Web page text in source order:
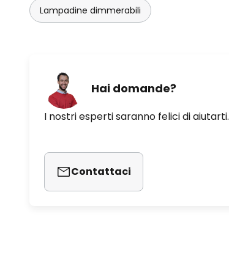
Lampadine dimmerabili
Hai domande?
I nostri esperti saranno felici di aiutarti.
Contattaci